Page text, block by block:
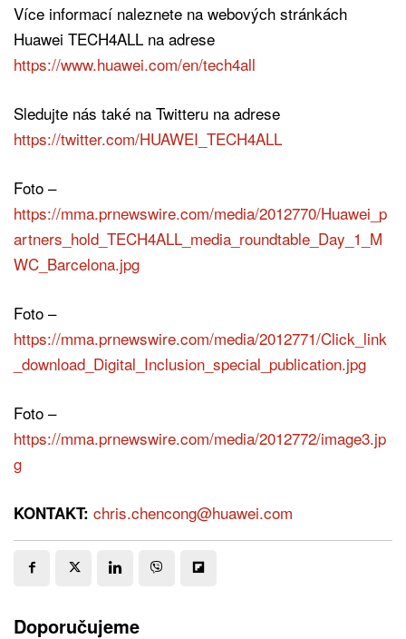
Více informací naleznete na webových stránkách
Huawei TECH4ALL na adrese
https://www.huawei.com/en/tech4all
Sledujte nás také na Twitteru na adrese
https://twitter.com/HUAWEI_TECH4ALL
Foto –
https://mma.prnewswire.com/media/2012770/Huawei_p
artners_hold_TECH4ALL_media_roundtable_Day_1_M
WC_Barcelona.jpg
Foto –
https://mma.prnewswire.com/media/2012771/Click_link
_download_Digital_Inclusion_special_publication.jpg
Foto –
https://mma.prnewswire.com/media/2012772/image3.jp
g
KONTAKT: chris.chencong@huawei.com
Doporučujeme